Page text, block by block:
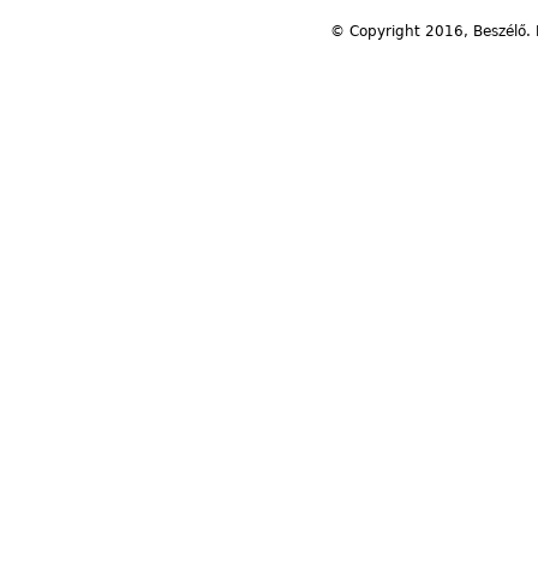
© Copyright 2016,